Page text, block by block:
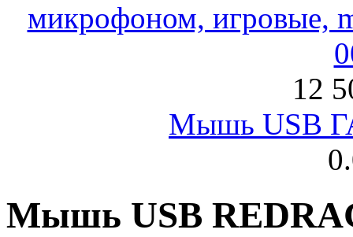
микрофоном, игровые,
12
Мышь USB
Мышь USB